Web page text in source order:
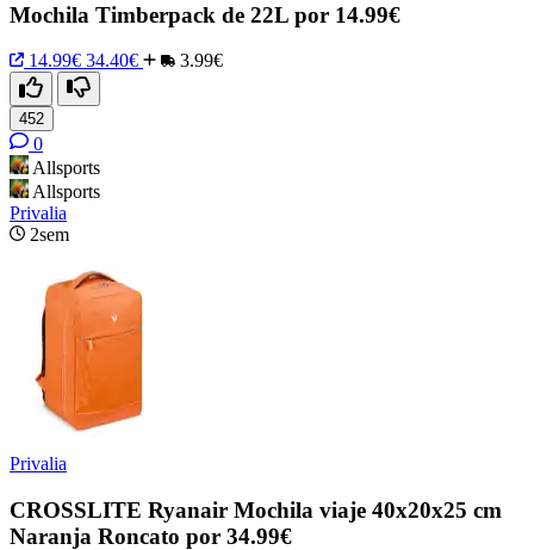
Mochila Timberpack de 22L por 14.99€
14.99€ 34.40€ 3.99€
452
0
Allsports
Allsports
Privalia
2sem
Privalia
CROSSLITE Ryanair Mochila viaje 40x20x25 cm
Naranja Roncato por 34.99€